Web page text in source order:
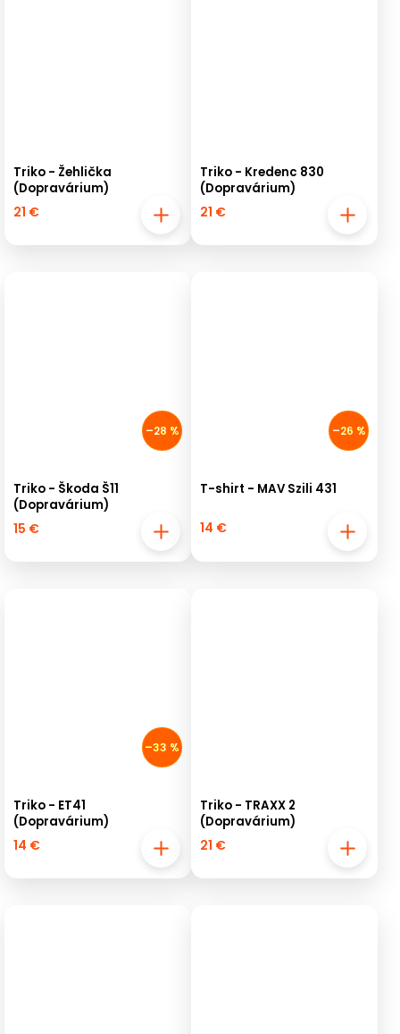
Triko - Žehlička
(Dopravárium)
21 €
Triko - Kredenc 830
(Dopravárium)
21 €
–28 %
Triko - Škoda Š11
(Dopravárium)
15 €
–26 %
T-shirt - MAV Szili 431
14 €
–33 %
Triko - ET41
(Dopravárium)
14 €
Triko - TRAXX 2
(Dopravárium)
21 €